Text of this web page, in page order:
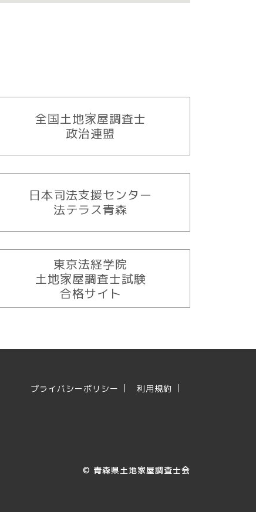
全国土地家屋調査士
政治連盟
日本司法支援センター
法テラス青森
東京法経学院
土地家屋調査士試験
合格サイト
プライバシーポリシー 利用規約
© 青森県土地家屋調査士会